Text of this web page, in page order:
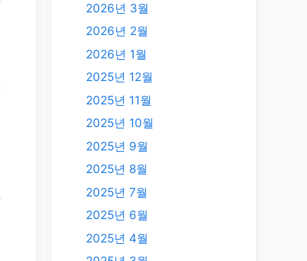
2026년 3월
2026년 2월
2026년 1월
2025년 12월
2025년 11월
2025년 10월
2025년 9월
2025년 8월
2025년 7월
2025년 6월
2025년 4월